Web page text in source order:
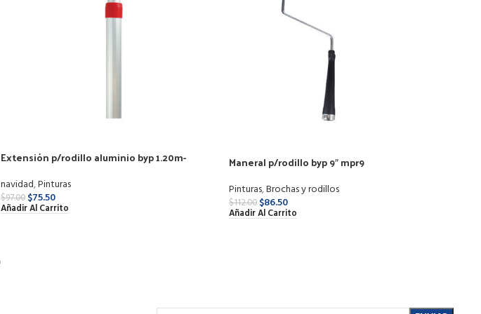
Extensión p/rodillo aluminio byp 1.20m-
navidad,Pinturas
$97.00 $75.50
Añadir Al Carrito
Maneral p/rodillo byp 9″ mpr9
Pinturas,Brochas y rodillos
$112.00 $86.50
Añadir Al Carrito